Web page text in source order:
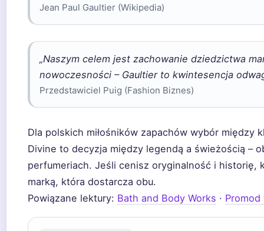
Jean Paul Gaultier (Wikipedia)
„Naszym celem jest zachowanie dziedzictwa
nowoczesności – Gaultier to kwintesencja
Przedstawiciel Puig (Fashion Biznes)
Dla polskich miłośników zapachów wybór między
Divine to decyzja między legendą a świeżością –
perfumeriach. Jeśli cenisz oryginalność i historię,
marką, która dostarcza obu.
Powiązane lektury: Bath and Body Works ·